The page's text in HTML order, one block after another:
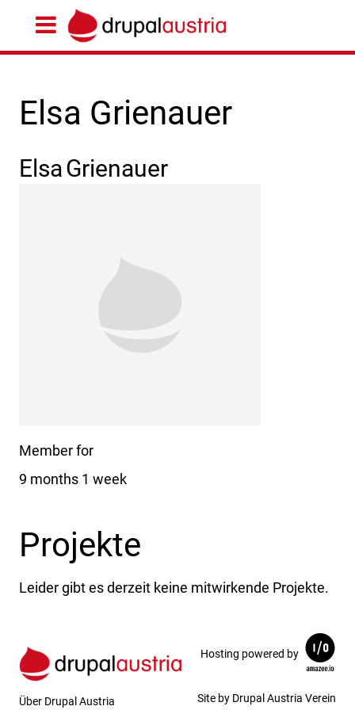
Elsa Grienauer
ElsaGrienauer
Member for
9 months 1 week
Projekte
Leider gibt es derzeit keine mitwirkende Projekte.
Über Drupal Austria
Hosting powered by
Site by Drupal Austria Verein